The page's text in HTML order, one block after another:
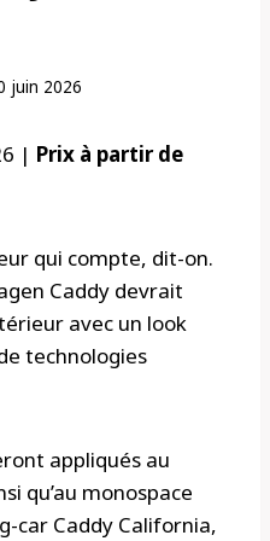
juin 2026
| Prix ​​à partir de
qui compte, dit-on.
Caddy devrait
avec un look
technologies
appliqués au
qu’au monospace
car Caddy California,